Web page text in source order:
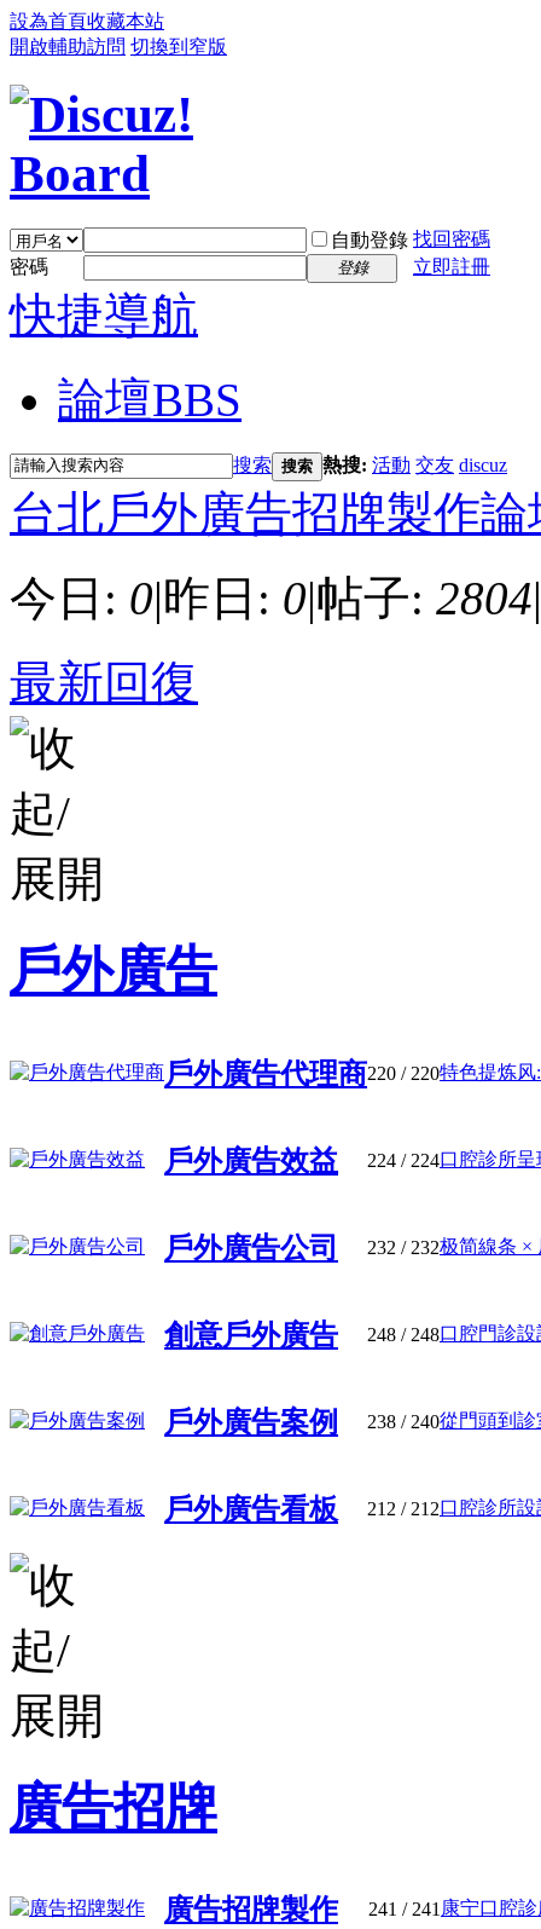
設為首頁收藏本站
開啟輔助訪問 切換到窄版
自動登錄 找回密碼
密碼
登錄 立即註冊
快捷導航
論壇BBS
搜索 搜索 熱搜: 活動 交友 discuz
台北戶外廣告招牌製作論
今日: 0|昨日: 0|帖子: 2804|
最新回復
戶外廣告
戶外廣告代理商220 / 220特色提炼风
戶外廣告效益 224 / 224口腔診所
戶外廣告公司 232 / 232极简線条 ×
創意戶外廣告 248 / 248口腔門診
戶外廣告案例 238 / 240從門頭到診
戶外廣告看板 212 / 212口腔診所
廣告招牌
廣告招牌製作 241 / 241康宁口腔